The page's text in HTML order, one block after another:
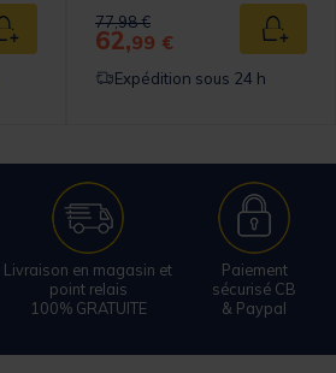
Ajouter au panier
Price reduced from
77,98 €to
62,99 €
Expédition sous 24 h
Livraison en magasin et
point relais
100% GRATUITE
Paiement
sécurisé CB
& Paypal